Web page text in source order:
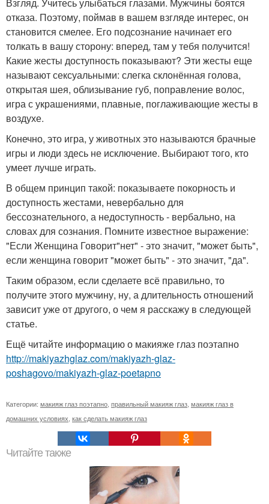
отказа. Поэтому, поймав в вашем взгляде интерес, он
становится смелее. Его подсознание начинает его
толкать в вашу сторону: вперед, там у тебя получится!
Какие жесты доступность показывают? Эти жесты еще
называют сексуальными: слегка склонённая голова,
открытая шея, облизывание губ, поправление волос,
игра с украшениями, плавные, поглаживающие жесты в
воздухе.
Конечно, это игра, у животных это называются брачные
игры и люди здесь не исключение. Выбирают того, кто
умеет лучше играть.
В общем принцип такой: показываете покорность и
доступность жестами, невербально для
бессознательного, а недоступность - вербально, на
словах для сознания. Помните известное выражение:
"Если Женщина Говорит"нет" - это значит, "может быть",
если женщина говорит "может быть" - это значит, "да".
Таким образом, если сделаете всё правильно, то
получите этого мужчину, ну, а длительность отношений
зависит уже от другого, о чем я расскажу в следующей
статье.
Ещё читайте информацию о макияже глаз поэтапно
http://makiyazhglaz.com/makiyazh-glaz-
poshagovo/makiyazh-glaz-poetapno
Категории: макияж глаз поэтапно правильный макияж глаз макияж глаз в
домашних условиях как сделать макияж глаз
Читайте также